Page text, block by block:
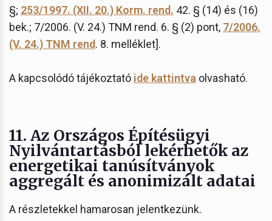
§; 253/1997. (XII. 20.) Korm. rend. 42. § (14) és (16)
bek.; 7/2006. (V. 24.) TNM rend. 6. § (2) pont, 7/2006.
(V. 24.) TNM rend. 8. melléklet].
A kapcsolódó tájékoztató ide kattintva olvasható.
11. Az Országos Építésügyi
Nyilvántartásból lekérhetők az
energetikai tanúsítványok
aggregált és anonimizált adatai
A részletekkel hamarosan jelentkezünk.